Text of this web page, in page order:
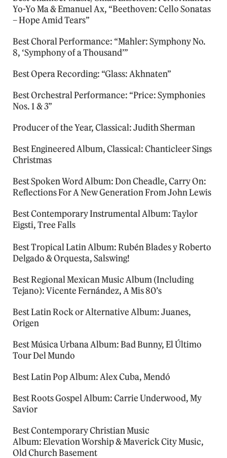
Yo-Yo Ma & Emanuel Ax, “Beethoven: Cello Sonatas
– Hope Amid Tears”
Best Choral Performance: “Mahler: Symphony No.
8, ‘Symphony of a Thousand’”
Best Opera Recording: “Glass: Akhnaten”
Best Orchestral Performance: “Price: Symphonies
Nos. 1 & 3”
Producer of the Year, Classical: Judith Sherman
Best Engineered Album, Classical: Chanticleer Sings
Christmas
Best Spoken Word Album: Don Cheadle, Carry On:
Reflections For A New Generation From John Lewis
Best Contemporary Instrumental Album: Taylor
Eigsti, Tree Falls
Best Tropical Latin Album: Rubén Blades y Roberto
Delgado & Orquesta, Salswing!
Best Regional Mexican Music Album (Including
Tejano): Vicente Fernández, A Mis 80’s
Best Latin Rock or Alternative Album: Juanes,
Origen
Best Música Urbana Album: Bad Bunny, El Último
Tour Del Mundo
Best Latin Pop Album: Alex Cuba, Mendó
Best Roots Gospel Album: Carrie Underwood, My
Savior
Best Contemporary Christian Music
Album: Elevation Worship & Maverick City Music,
Old Church Basement